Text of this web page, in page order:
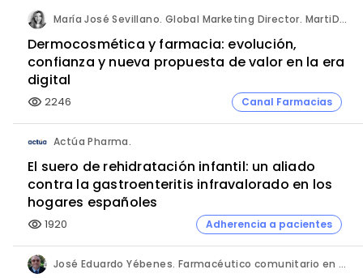
María José Sevillano. Global Marketing Director. MartiDerm.
Dermocosmética y farmacia: evolución,
confianza y nueva propuesta de valor en la era
digital
visibility 2246 Canal Farmacias
Actúa Pharma.
El suero de rehidratación infantil: un aliado
contra la gastroenteritis infravalorado en los
hogares españoles
visibility 1920 Adherencia a pacientes
José Eduardo Yébenes. Farmacéutico comunitario en Mijas (Málaga).